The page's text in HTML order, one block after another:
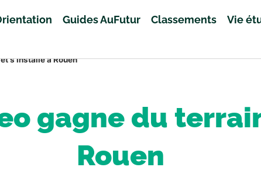
Guides AuFutur Classements Vie
s’installe à Rouen
gagne du
Rouen